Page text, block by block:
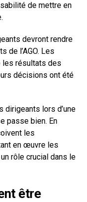
de mettre en
devront rendre
de l’AGO. Les
les résultats des
décisions ont été
dirigeants lors d’une
passe bien. En
les
en œuvre les
rôle crucial dans le
être